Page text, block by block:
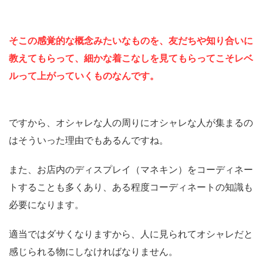
そこの感覚的な概念みたいなものを、友だちや知り合いに
教えてもらって、細かな着こなしを見てもらってこそレベ
ルって上がっていくものなんです。
ですから、オシャレな人の周りにオシャレな人が集まるの
はそういった理由でもあるんですね。
また、お店内のディスプレイ（マネキン）をコーディネー
トすることも多くあり、ある程度コーディネートの知識も
必要になります。
適当ではダサくなりますから、人に見られてオシャレだと
感じられる物にしなければなりません。